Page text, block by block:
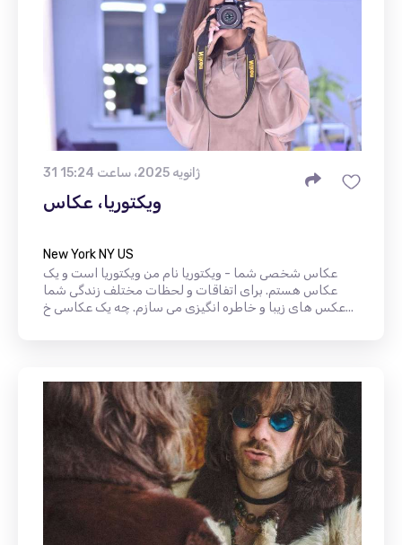
31 ژانویه 2025، ساعت 15:24
ویکتوریا، عکاس
New York NY US
عکاس شخصی شما - ویکتوریا نام من ویکتوریا است و یک
عکاس هستم. برای اتفاقات و لحظات مختلف زندگی شما
عکس های زیبا و خاطره انگیزی می سازم. چه یک عکاسی خ...